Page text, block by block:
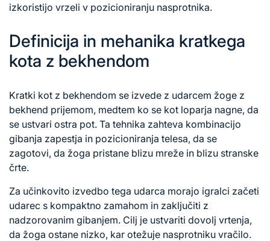
izkoristijo vrzeli v pozicioniranju nasprotnika.
Definicija in mehanika kratkega
kota z bekhendom
Kratki kot z bekhendom se izvede z udarcem žoge z
bekhend prijemom, medtem ko se kot loparja nagne, da
se ustvari ostra pot. Ta tehnika zahteva kombinacijo
gibanja zapestja in pozicioniranja telesa, da se
zagotovi, da žoga pristane blizu mreže in blizu stranske
črte.
Za učinkovito izvedbo tega udarca morajo igralci začeti
udarec s kompaktno zamahom in zaključiti z
nadzorovanim gibanjem. Cilj je ustvariti dovolj vrtenja,
da žoga ostane nizko, kar otežuje nasprotniku vračilo.